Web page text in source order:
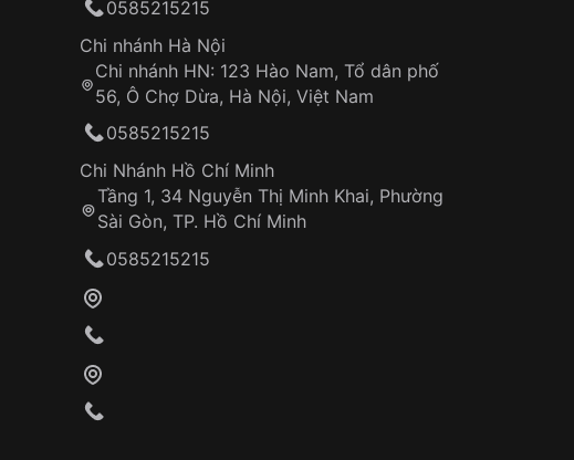
0585215215
Chi nhánh Hà Nội
Chi nhánh HN: 123 Hào Nam, Tổ dân phố
56, Ô Chợ Dừa, Hà Nội, Việt Nam
0585215215
Chi Nhánh Hồ Chí Minh
Tầng 1, 34 Nguyễn Thị Minh Khai, Phường
Sài Gòn, TP. Hồ Chí Minh
0585215215